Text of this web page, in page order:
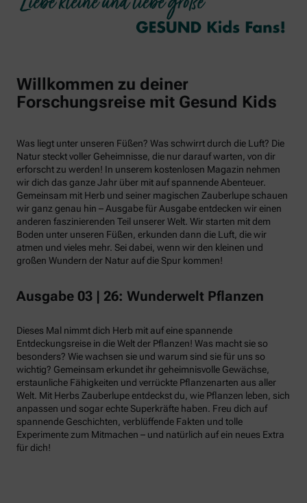
Willkommen zu deiner
Forschungsreise mit Gesund Kids
Was liegt unter unseren Füßen? Was schwirrt durch die Luft? Die
Natur steckt voller Geheimnisse, die nur darauf warten, von dir
erforscht zu werden! In unserem kostenlosen Magazin nehmen
wir dich das ganze Jahr über mit auf spannende Abenteuer.
Gemeinsam mit Herb und seiner magischen Zauberlupe schauen
wir ganz genau hin – Ausgabe für Ausgabe entdecken wir einen
anderen faszinierenden Teil unserer Welt. Wir starten mit dem
Boden unter unseren Füßen, erkunden dann die Luft, die wir
atmen und vieles mehr. Sei dabei, wenn wir den kleinen und
großen Wundern der Natur auf die Spur kommen!
Ausgabe 03 | 26: Wunderwelt Pflanzen
Dieses Mal nimmt dich Herb mit auf eine spannende
Entdeckungsreise in die Welt der Pflanzen! Was macht sie so
besonders? Wie wachsen sie und warum sind sie für uns so
wichtig? Gemeinsam erkundet ihr geheimnisvolle Gewächse,
erstaunliche Fähigkeiten und verrückte Pflanzenarten aus aller
Welt. Mit Herbs Zauberlupe entdeckst du, wie Pflanzen leben, sich
anpassen und sogar echte Superkräfte haben. Freu dich auf
spannende Geschichten, verblüffende Fakten und tolle
Experimente zum Mitmachen – und natürlich auf ein neues Extra
für dich!